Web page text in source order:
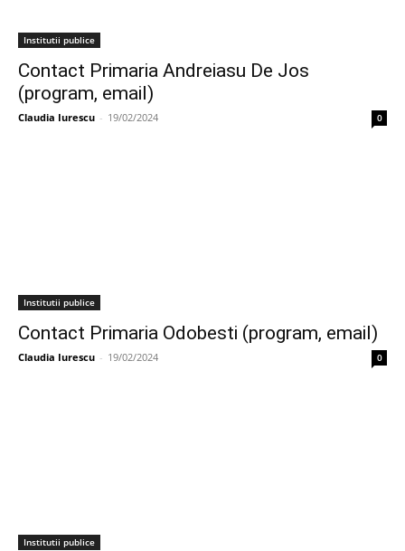
Institutii publice
Contact Primaria Andreiasu De Jos
(program, email)
Claudia Iurescu - 19/02/2024 0
Institutii publice
Contact Primaria Odobesti (program, email)
Claudia Iurescu - 19/02/2024 0
Institutii publice